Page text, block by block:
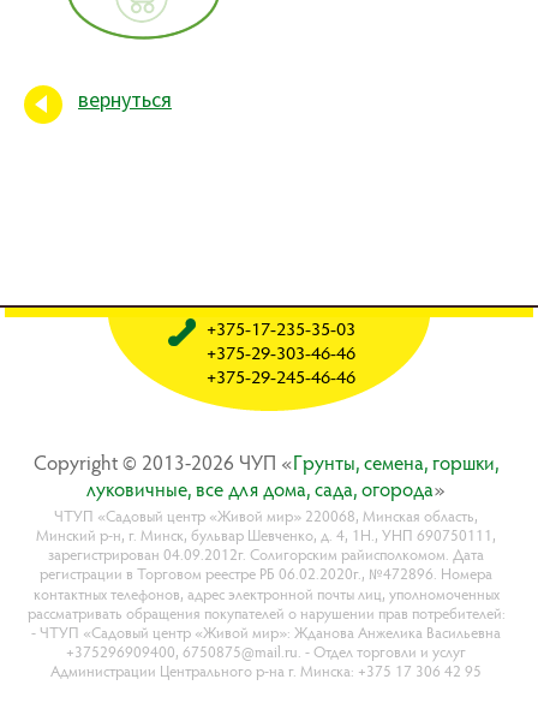
вернуться
Copyright © 2013-2026 ЧУП «Гpyнты, ceмeнa, гopшки,
лyкoвичныe, вce для дoмa, caдa, oгopoдa»
ЧТУП «Садовый центр «Живой мир» 220068, Минская область,
Минский р-н, г. Минск, бульвар Шевченко, д. 4, 1Н., УНП 690750111,
зарегистрирован 04.09.2012г. Солигорским райисполкомом. Дата
регистрации в Торговом реестре РБ 06.02.2020г., №472896. Номера
контактных телефонов, адрес электронной почты лиц, уполномоченных
рассматривать обращения покупателей о нарушении прав потребителей:
- ЧТУП «Садовый центр «Живой мир»: Жданова Анжелика Васильевна
+375296909400, 6750875@mail.ru. - Отдел торговли и услуг
Администрации Центрального р-на г. Минска: +375 17 306 42 95
+375-17-235-35-03
+375-29-303-46-46
+375-29-245-46-46